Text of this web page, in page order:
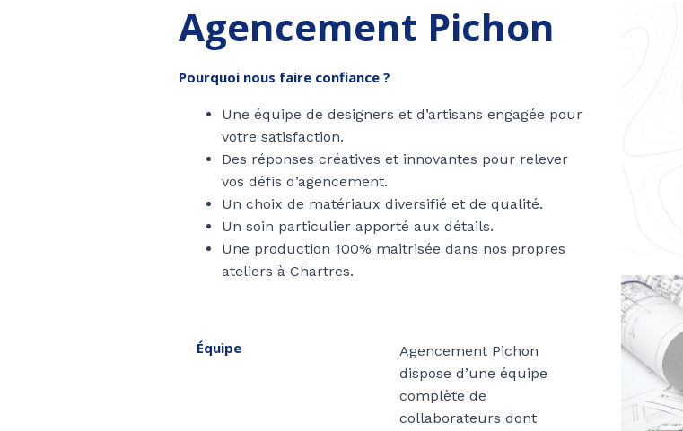
Agencement Pichon
Pourquoi nous faire confiance ?
Une équipe de designers et d’artisans engagée pour
votre satisfaction.
Des réponses créatives et innovantes pour relever
vos défis d’agencement.
Un choix de matériaux diversifié et de qualité.
Un soin particulier apporté aux détails.
Une production 100% maitrisée dans nos propres
ateliers à Chartres.
Équipe
Agencement Pichon
dispose d’une équipe
complète de
collaborateurs dont